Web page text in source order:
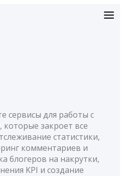
сервисы для работы с
закроет все
статистики,
комментариев и
блогеров на накрутки,
KPI и создание